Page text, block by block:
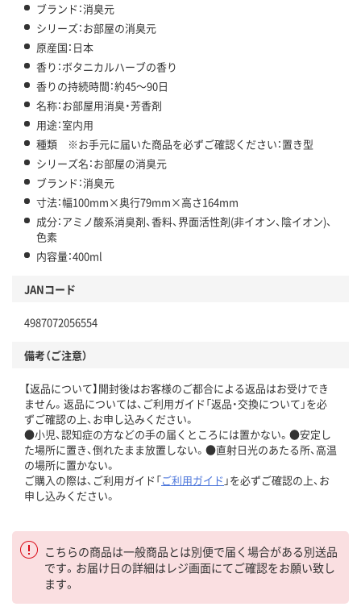
ブランド：消臭元
シリーズ：お部屋の消臭元
原産国：日本
香り：ボタニカルハーブの香り
香りの持続時間：約45～90日
名称：お部屋用消臭・芳香剤
用途：室内用
種類 ※お手元に届いた商品を必ずご確認ください：置き型
シリーズ名：お部屋の消臭元
ブランド：消臭元
寸法：幅100mm×奥行79mm×高さ164mm
成分：アミノ酸系消臭剤、香料、界面活性剤(非イオン、陰イオン)、
色素
内容量：400ml
JANコード
4987072056554
備考（ご注意）
【返品について】開封後はお客様のご都合による返品はお受けでき
ません。返品については、ご利用ガイド「返品・交換について」を必
ずご確認の上、お申し込みください。
●小児、認知症の方などの手の届くところには置かない。●安定し
た場所に置き、倒れたまま放置しない。●直射日光のあたる所、高温
の場所に置かない。
ご購入の際は、ご利用ガイド「ご利用ガイド 」を必ずご確認の上、お
申し込みください。
こちらの商品は一般商品とは別便で届く場合がある別送品
です。お届け日の詳細はレジ画面にてご確認をお願い致し
ます。